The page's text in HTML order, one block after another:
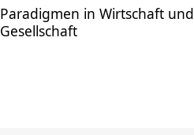
Paradigmen in Wirtschaft und
Gesellschaft